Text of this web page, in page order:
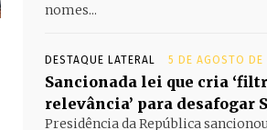
nomes...
DESTAQUE LATERAL 5 DE AGOSTO DE
Sancionada lei que cria
relevância’ para desafogar
Presidência da República